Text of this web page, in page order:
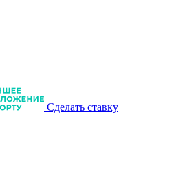
Сделать ставку